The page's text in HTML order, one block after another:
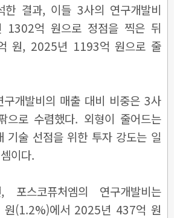
한 결과, 이들 3사의 연구개발비
1302억 원으로 정점을 찍은 뒤
원, 2025년 1193억 원으로 줄
개발비의 매출 대비 비중은 3사
으로 수렴했다. 외형이 줄어드는
기술 선점을 위한 투자 강도는 일
이다.
포스코퓨처엠의 연구개발비는
(1.2%)에서 2025년 437억 원